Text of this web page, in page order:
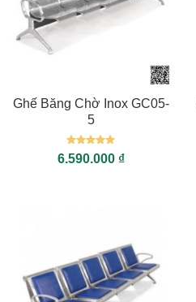
Ghế Băng Chờ Inox GC05-
5
Được xếp
hạng55
6.590.000 ₫